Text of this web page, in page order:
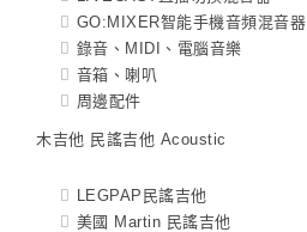
GO:MIXER智能手機音頻混音器
錄音、MIDI、電腦音樂
音箱、喇叭
周邊配件
木吉他 民謠吉他 Acoustic
LEGPAP民謠吉他
美國 Martin 民謠吉他